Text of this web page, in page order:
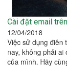
Cài đặt email
12/04/2018
Việc sử dụng điên
nay, không phải
của mình. Hãy